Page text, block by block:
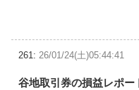
261: 26/01/24(土)05:44:41
谷地取引券の損益レポ